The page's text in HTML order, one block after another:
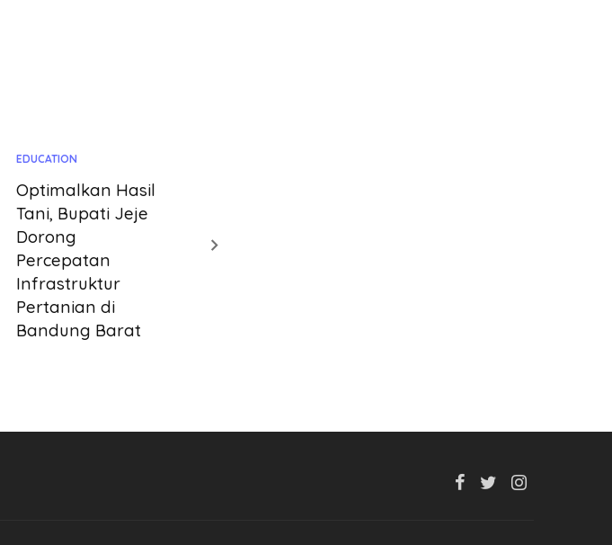
EDUCATION
Optimalkan Hasil
Tani, Bupati Jeje
Dorong
Percepatan
Infrastruktur
Pertanian di
Bandung Barat